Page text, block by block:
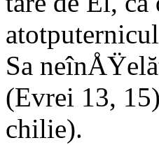
Sa
(Evrei 13,
chilie).